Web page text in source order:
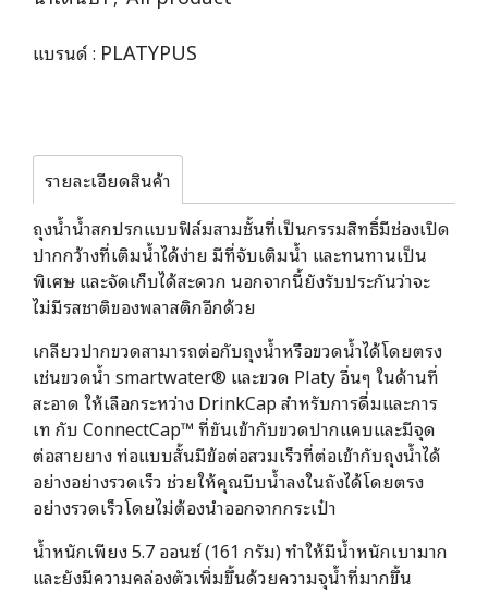
แบรนด์ : PLATYPUS
รายละเอียดสินค้า
ถุงน้ำน้ำสกปรกแบบฟิล์มสามชั้นที่เป็นกรรมสิทธิ์มีช่องเปิด
ปากกว้างที่เติมน้ำได้ง่าย มีที่จับเติมน้ำ และทนทานเป็น
พิเศษ และจัดเก็บได้สะดวก นอกจากนี้ยังรับประกันว่าจะ
ไม่มีรสชาติของพลาสติกอีกด้วย
เกลียวปากขวดสามารถต่อกับถุงน้ำหรือขวดน้ำได้โดยตรง
เช่นขวดน้ำ smartwater® และขวด Platy อื่นๆ ในด้านที่
สะอาด ให้เลือกระหว่าง DrinkCap สำหรับการดื่มและการ
เท กับ ConnectCap™ ที่ขันเข้ากับขวดปากแคบและมีจุด
ต่อสายยาง ท่อแบบสั้นมีข้อต่อสวมเร็วที่ต่อเข้ากับถุงน้ำได้
อย่างอย่างรวดเร็ว ช่วยให้คุณบีบน้ำลงในถังได้โดยตรง
อย่างรวดเร็วโดยไม่ต้องนำออกจากกระเป๋า
น้ำหนักเพียง 5.7 ออนซ์ (161 กรัม) ทำให้มีน้ำหนักเบามาก
และยังมีความคล่องตัวเพิ่มขึ้นด้วยความจุน้ำที่มากขึ้น